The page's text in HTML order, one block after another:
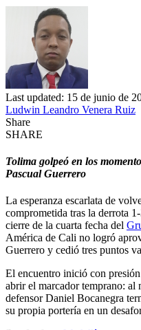
Last updated: 15 de junio de
Ludwin Leandro Venera Ruiz
Share
SHARE
Tolima golpeó en los
Pascual Guerrero
La esperanza escarlata de
comprometida tras la derrota
cierre de la cuarta fecha del
América de Cali no logró
Guerrero y cedió tres puntos
El encuentro inició con
abrir el marcador temprano: al
defensor Daniel Bocanegra
su propia portería en un